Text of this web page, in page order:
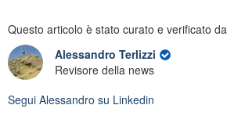
Questo articolo è stato curato e verificato da
Alessandro Terlizzi
Revisore della news
Segui Alessandro su Linkedin